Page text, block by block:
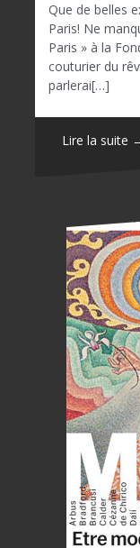
Que de belles
Paris! Ne
Paris » à la
couturier du
parlerai[…]
Lire la suite